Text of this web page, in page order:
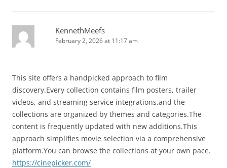
KennethMeefs
February 2, 2026 at 11:17 am
This site offers a handpicked approach to film
discovery.Every collection contains film posters, trailer
videos, and streaming service integrations,and the
collections are organized by themes and categories.The
content is frequently updated with new additions.This
approach simplifies movie selection via a comprehensive
platform.You can browse the collections at your own pace.
https://cinepicker.com/